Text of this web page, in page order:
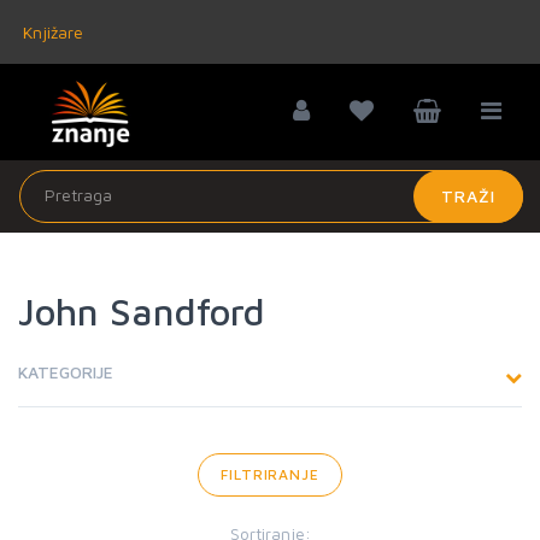
Knjižare
TRAŽI
John Sandford
KATEGORIJE
FILTRIRANJE
Sortiranje: